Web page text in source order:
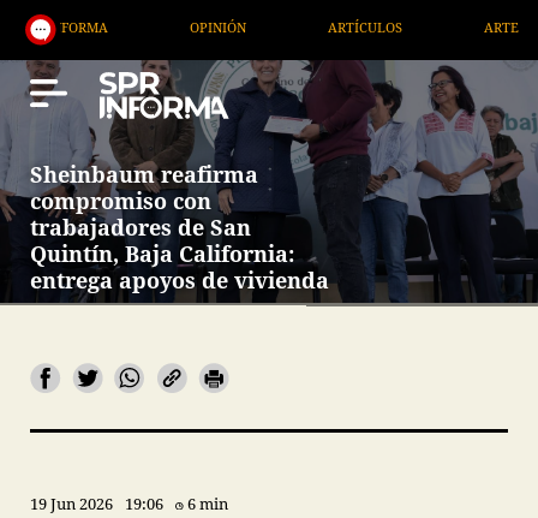
OPINIÓN ARTÍCULOS ARTE / ENTRETENIMIENTO
Sheinbaum reafirma
compromiso con
trabajadores de San
Quintín, Baja California:
entrega apoyos de vivienda
19 Jun 2026 19:06 6 min